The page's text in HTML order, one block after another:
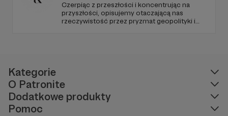
Czerpiąc z przeszłości i koncentrując na
przyszłości, opisujemy otaczającą nas
rzeczywistość przez pryzmat geopolityki i
Kategorie
O Patronite
Dodatkowe produkty
Pomoc